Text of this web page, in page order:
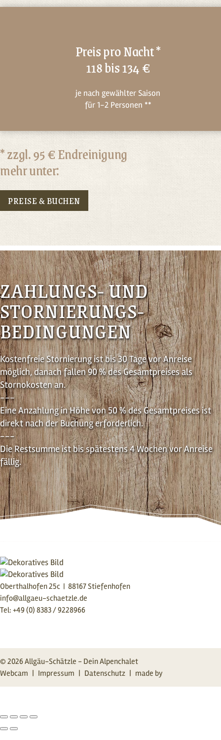
Preis pro Nacht *
118 bis 134 €
je nach gewählter Saison
für 1-2 Personen **
* zzgl. 95 € Endreinigung
mehr unter:
PREISE & BUCHEN
ZAHLUNGS- UND
STORNIERUNGS­
BEDINGUNGEN
Kostenfreie Stornierung ist bis 30 Tage vor Anreise
möglich, danach fallen 90 % des Gesamtpreises als
Stornokosten an.
---
Eine Anzahlung in Höhe von 50 % des Gesamtpreises ist
direkt nach der Buchung erforderlich.
---
Die Restsumme ist bis spätestens 4 Wochen vor Anreise
fällig.
Oberthalhofen 25c | 88167 Stiefenhofen
info@allgaeu-schaetzle.de
Tel: +49 (0) 8383 / 9228966
© 2026 Allgäu-Schätzle - Dein Alpenchalet
Webcam | Impressum | Datenschutz | made by